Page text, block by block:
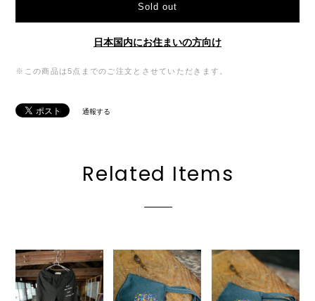
Sold out
日本国内にお住まいの方向け
※この商品は5点までのご注文とさせていただきます。
通報する
Related Items